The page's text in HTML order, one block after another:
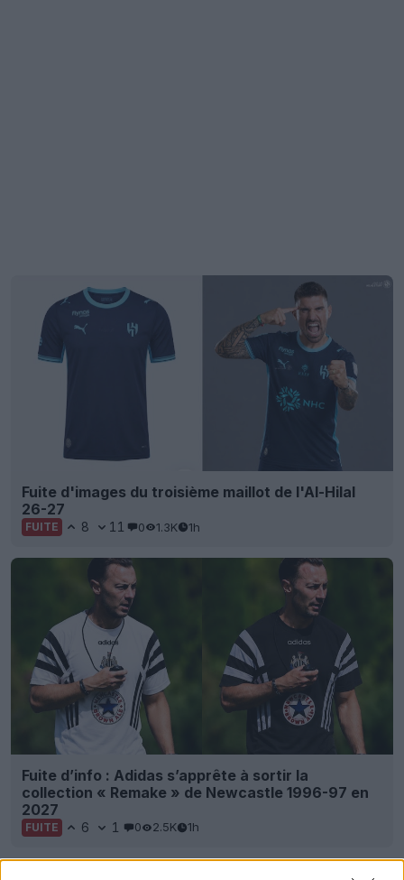
Fuite d'images du troisième maillot de l'Al-Hilal
26-27
FUITE 8 11 0 1.3K 1h
Fuite d’info : Adidas s’apprête à sortir la
collection « Remake » de Newcastle 1996-97 en
2027
FUITE 6 1 0 2.5K 1h